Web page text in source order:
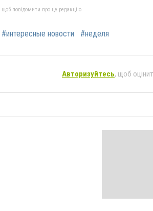
повідомити про це редакцію
#интересные новости #неделя
Авторизуйтесь, щоб